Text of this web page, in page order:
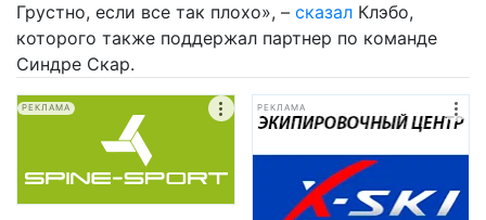
Грустно, если все так плохо», – сказал Клэбо,
которого также поддержал партнер по команде
Синдре Скар.
РЕКЛАМА РЕКЛАМА